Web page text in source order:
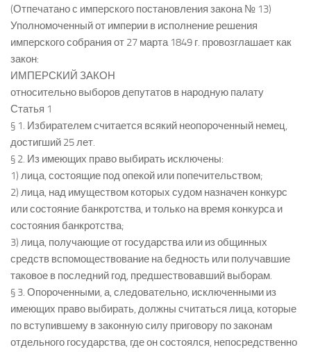
(Отпечатано с имперского постановления закона № 13)
Уполномоченный от империи в исполнение решения
имперского собрания от 27 марта 1849 г. провозглашает как
закон:
ИМПЕРСКИЙ ЗАКОН
относительно выборов депутатов в народную палату
Статья 1
§ 1. Избирателем считается всякий неопороченный немец,
достигший 25 лет.
§ 2. Из имеющих право выбирать исключены:
1) лица, состоящие под опекой или попечительством;
2) лица, над имуществом которых судом назначен конкурс
или состояние банкротства, и только на время конкурса и
состояния банкротства;
3) лица, получающие от государства или из общинных
средств вспомоществование на бедность или получавшие
таковое в последний год, предшествовавший выборам.
§ 3. Опороченными, а, следовательно, исключенными из
имеющих право выбирать, должны считаться лица, которые
по вступившему в законную силу приговору по законам
отдельного государства, где он состоялся, непосредственно